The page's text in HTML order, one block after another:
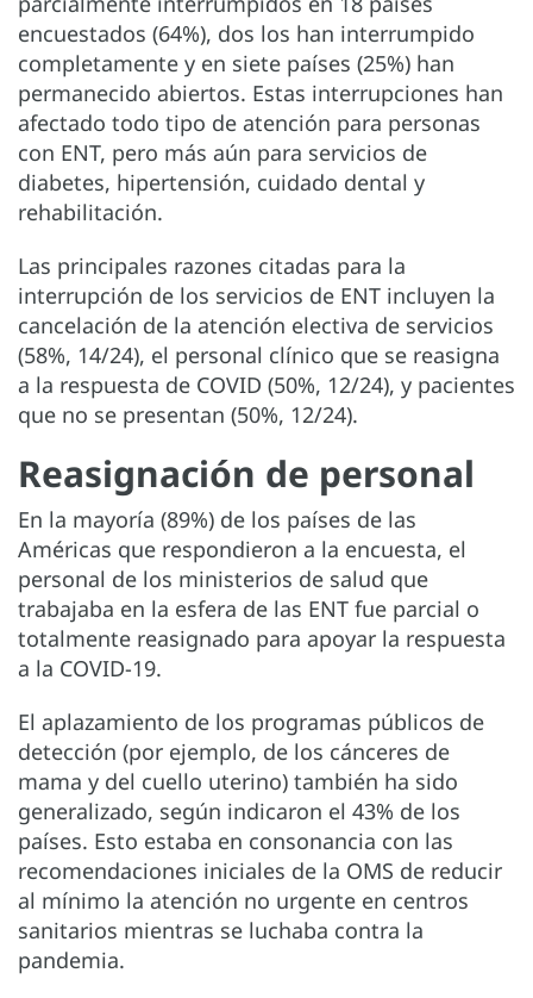
encuestados (64%), dos los han interrumpido
completamente y en siete países (25%) han
permanecido abiertos. Estas interrupciones han
afectado todo tipo de atención para personas
con ENT, pero más aún para servicios de
diabetes, hipertensión, cuidado dental y
rehabilitación.
Las principales razones citadas para la
interrupción de los servicios de ENT incluyen la
cancelación de la atención electiva de servicios
(58%, 14/24), el personal clínico que se reasigna
a la respuesta de COVID (50%, 12/24), y pacientes
que no se presentan (50%, 12/24).
Reasignación de personal
En la mayoría (89%) de los países de las
Américas que respondieron a la encuesta, el
personal de los ministerios de salud que
trabajaba en la esfera de las ENT fue parcial o
totalmente reasignado para apoyar la respuesta
a la COVID-19.
El aplazamiento de los programas públicos de
detección (por ejemplo, de los cánceres de
mama y del cuello uterino) también ha sido
generalizado, según indicaron el 43% de los
países. Esto estaba en consonancia con las
recomendaciones iniciales de la OMS de reducir
al mínimo la atención no urgente en centros
sanitarios mientras se luchaba contra la
pandemia.